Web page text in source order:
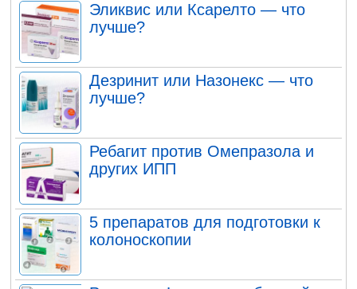
Эликвис или Ксарелто — что
лучше?
Дезринит или Назонекс — что
лучше?
Ребагит против Омепразола и
других ИПП
5 препаратов для подготовки к
колоноскопии